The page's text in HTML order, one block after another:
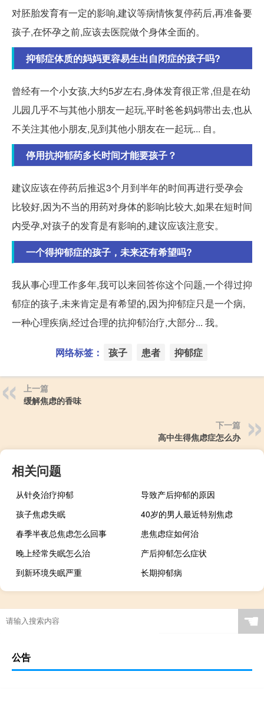
对胚胎发育有一定的影响,建议等病情恢复停药后,再准备要
孩子,在怀孕之前,应该去医院做个身体全面的。
抑郁症体质的妈妈更容易生出自闭症的孩子吗?
曾经有一个小女孩,大约5岁左右,身体发育很正常,但是在幼
儿园几乎不与其他小朋友一起玩,平时爸爸妈妈带出去,也从
不关注其他小朋友,见到其他小朋友在一起玩... 自。
停用抗抑郁药多长时间才能要孩子？
建议应该在停药后推迟3个月到半年的时间再进行受孕会
比较好,因为不当的用药对身体的影响比较大,如果在短时间
内受孕,对孩子的发育是有影响的,建议应该注意安。
一个得抑郁症的孩子，未来还有希望吗?
我从事心理工作多年,我可以来回答你这个问题,一个得过抑
郁症的孩子,未来肯定是有希望的,因为抑郁症只是一个病,
一种心理疾病,经过合理的抗抑郁治疗,大部分... 我。
网络标签： 孩子 患者 抑郁症
上一篇
缓解焦虑的香味
下一篇
高中生得焦虑症怎么办
相关问题
从针灸治疗抑郁
导致产后抑郁的原因
孩子焦虑失眠
40岁的男人最近特别焦虑
春季半夜总焦虑怎么回事
患焦虑症如何治
晚上经常失眠怎么治
产后抑郁怎么症状
到新环境失眠严重
长期抑郁病
☚
公告